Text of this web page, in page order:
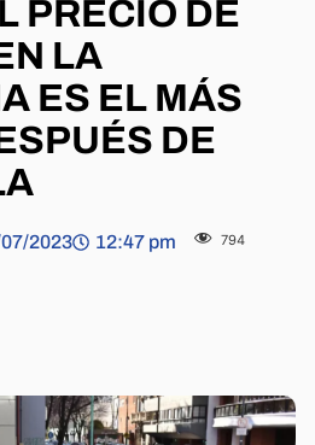
PRECIO DE
LA
ES EL MÁS
DE
2023 12:47 pm 794